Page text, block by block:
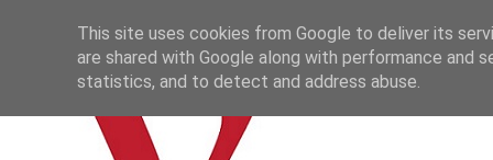
This site uses cookies from Google to deliver its
are shared with Google along with performance and
statistics, and to detect and address abuse.